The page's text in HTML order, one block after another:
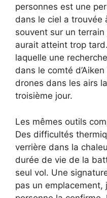
personnes est une
dans le ciel a trouvée
souvent sur un terrain
aurait atteint trop
laquelle une
dans le comté
drones dans les airs
troisième jour.
Les mêmes outils
Des difficultés
verrière dans la
durée de vie de la
seul vol. Une
pas un emplacement,